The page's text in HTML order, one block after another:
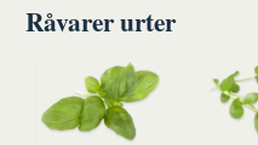
Råvarer urter